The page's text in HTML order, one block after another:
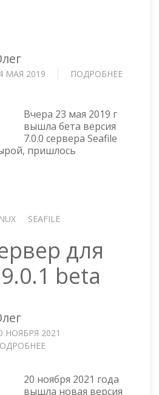
МАЯ 2019 ПОДРОБНЕЕ
Вчера 23 мая 2019 г
вышла бета версия
7.0.0 сервера Seafile
пришлось
SEAFILE
для
beta
НОЯБРЯ 2021
ДЛЯ
20 ноября 2021 года
вышла новая версия